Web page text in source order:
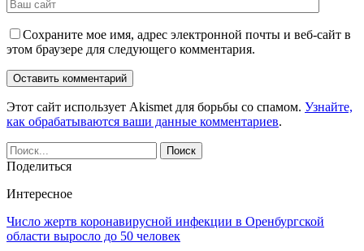
Сохраните мое имя, адрес электронной почты и веб-сайт в
этом браузере для следующего комментария.
Этот сайт использует Akismet для борьбы со спамом. Узнайте,
как обрабатываются ваши данные комментариев.
Поделиться
Интересное
Число жертв коронавирусной инфекции в Оренбургской
области выросло до 50 человек